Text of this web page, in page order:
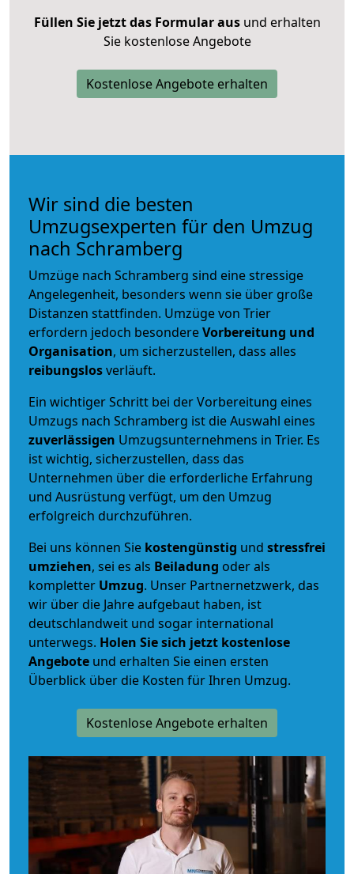
Füllen Sie jetzt das Formular ausund erhalten
Sie kostenlose Angebote
Kostenlose Angebote erhalten
Wir sind die besten
Umzugsexperten für den Umzug
nach Schramberg
Umzüge nach Schramberg sind eine stressige
Angelegenheit, besonders wenn sie über große
Distanzen stattfinden. Umzüge von Trier
erfordern jedoch besondereVorbereitung und
Organisation, um sicherzustellen, dass alles
reibungslosverläuft.
Ein wichtiger Schritt bei der Vorbereitung eines
Umzugs nach Schramberg ist die Auswahl eines
zuverlässigen Umzugsunternehmens in Trier. Es
ist wichtig, sicherzustellen, dass das
Unternehmen über die erforderliche Erfahrung
und Ausrüstung verfügt, um den Umzug
erfolgreich durchzuführen.
Bei uns können Sie kostengünstig und stressfrei
umziehen, sei es als Beiladung oder als
kompletter Umzug. Unser Partnernetzwerk, das
wir über die Jahre aufgebaut haben, ist
deutschlandweit und sogar international
unterwegs. Holen Sie sich jetzt kostenlose
Angebote und erhalten Sie einen ersten
Überblick über die Kosten für Ihren Umzug.
Kostenlose Angebote erhalten